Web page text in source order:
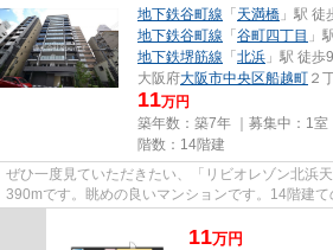
地下鉄谷町線 「 天満橋 」駅 徒
地下鉄谷町線 「 谷町四丁目 」
地下鉄堺筋線 「 北浜 」駅 徒歩
大阪府大阪市中央区船越町 ２
11万円
築年数：築7年 ｜募集中： 1室
階数：14階建
ぜひ一度見ていただきたい、「リビオレゾン北浜
390mです。眺めの良いマンションです。14階建
11万円